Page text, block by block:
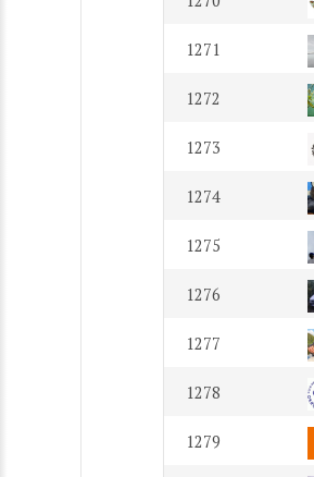
1271
1272
1273
1274
1275
1276
1277
1278
1279